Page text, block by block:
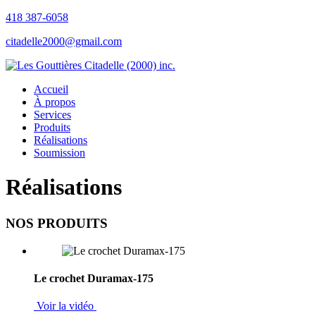
418 387-6058
citadelle2000@gmail.com
Accueil
À propos
Services
Produits
Réalisations
Soumission
Réalisations
NOS PRODUITS
Le crochet Duramax-175
Voir la vidéo